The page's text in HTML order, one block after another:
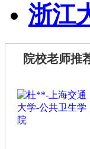
浙江
院校老师推